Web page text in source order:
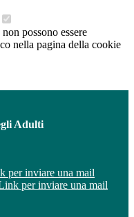
possono essere
nella pagina della cookie
Adulti
per inviare una mail
per inviare una mail